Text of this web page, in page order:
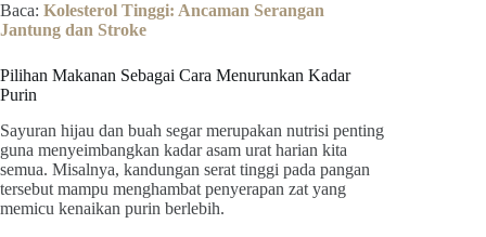
Baca: Kolesterol Tinggi: Ancaman Serangan
Jantung dan Stroke
Pilihan Makanan Sebagai Cara Menurunkan Kadar
Purin
Sayuran hijau dan buah segar merupakan nutrisi penting
guna menyeimbangkan kadar asam urat harian kita
semua. Misalnya, kandungan serat tinggi pada pangan
tersebut mampu menghambat penyerapan zat yang
memicu kenaikan purin berlebih.